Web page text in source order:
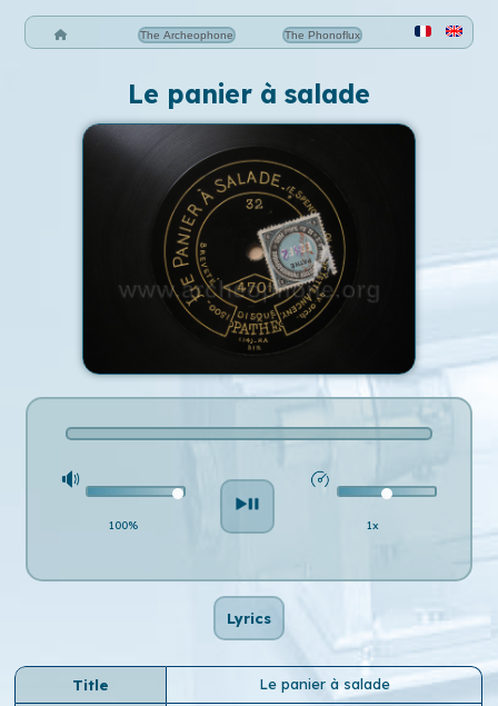
The Archeophone The Phonoflux
Le panier à salade
100% 1x
Lyrics
Title Le panier à salade